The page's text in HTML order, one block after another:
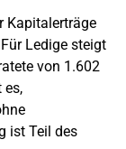
Kapitalerträge
Ledige steigt
von 1.602
es,
ist Teil des